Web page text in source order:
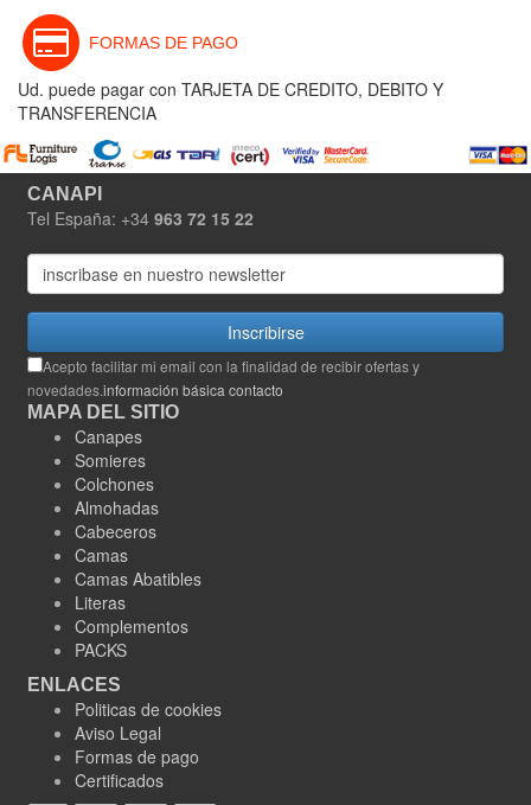
FORMAS DE PAGO
Ud. puede pagar con TARJETA DE CREDITO, DEBITO Y
TRANSFERENCIA
CANAPI
Tel España: +34 963 72 15 22
Inscribirse
Acepto facilitar mi email con la finalidad de recibir ofertas y
novedades.información básica contacto
MAPA DEL SITIO
Canapes
Somieres
Colchones
Almohadas
Cabeceros
Camas
Camas Abatibles
Literas
Complementos
PACKS
ENLACES
Politicas de cookies
Aviso Legal
Formas de pago
Certificados